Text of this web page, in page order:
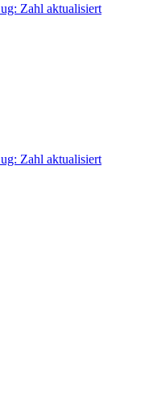
Zahl aktualisiert
Zahl aktualisiert